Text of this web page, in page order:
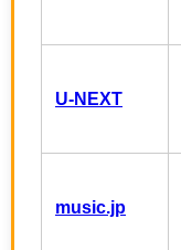
U-NEXT
music.jp